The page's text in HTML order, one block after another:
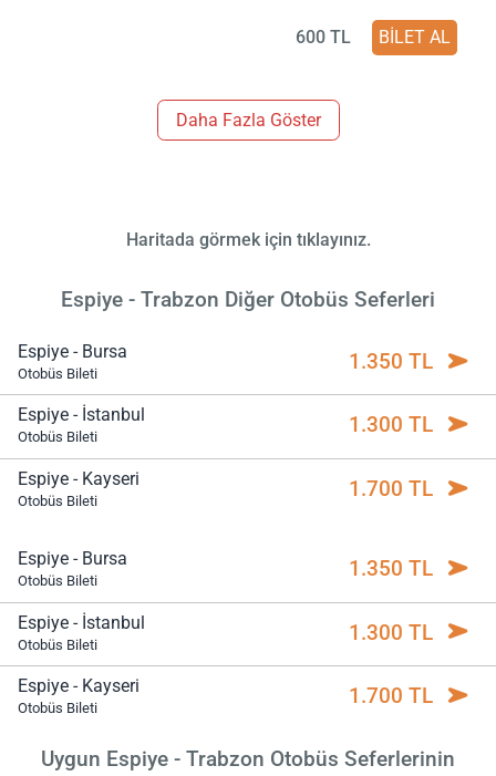
600 TL BİLET AL
Daha Fazla Göster
Haritada görmek için tıklayınız.
Espiye - Trabzon Diğer Otobüs Seferleri
Espiye - Bursa
Otobüs Bileti 1.350 TL
Espiye - İstanbul
Otobüs Bileti 1.300 TL
Espiye - Kayseri
Otobüs Bileti 1.700 TL
Espiye - Bursa
Otobüs Bileti 1.350 TL
Espiye - İstanbul
Otobüs Bileti 1.300 TL
Espiye - Kayseri
Otobüs Bileti 1.700 TL
Uygun Espiye - Trabzon Otobüs Seferlerinin